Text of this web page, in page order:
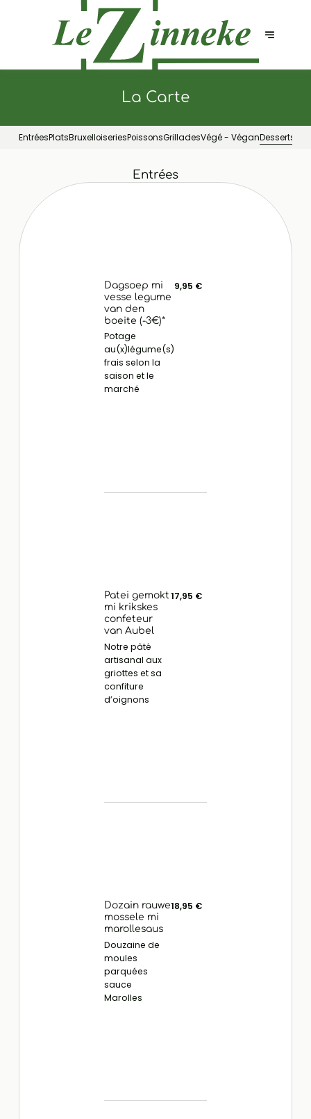
La Carte
EntréesPlatsBruxelloiseriesPoissonsGrilladesVégé - VéganDesserts
Entrées
Dagsoep mi
vesse legume
van den
boeite (-3€)*
Potage
au(x)légume(s)
frais selon la
saison et le
marché
9,95 €
Patei gemokt
mi krikskes
confeteur
van Aubel
Notre pâté
artisanal aux
griottes et sa
confiture
d’oignons
17,95 €
Dozain rauwe
mossele mi
marollesaus
Douzaine de
moules
parquées
sauce
Marolles
18,95 €